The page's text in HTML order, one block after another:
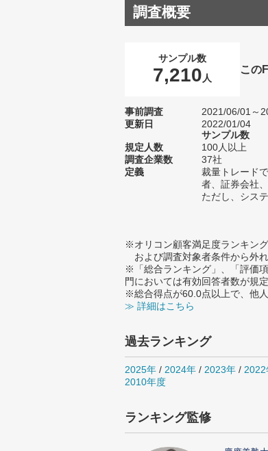
調査概要
サンプル数
7,210 人
この
事前調査
2021/06/01～
更新日
2022/01/04
サンプル数
規定人数
100人以上
調査企業数
37社
定義
裁量トレード
者、証券会社
ただし、シス
※オリコン顧客満足度ランキン
および調査対象者条件から外
※「総合ランキング」、「評価
門においては有効回答者数が規
※総合得点が60.0点以上で、他
≫ 詳細はこちら
過去ランキング
2025年 / 2024年 / 2023年 / 2022
2010年度
ランキング監修